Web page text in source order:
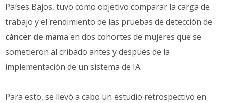
Países Bajos, tuvo como objetivo comparar la carga de
trabajo y el rendimiento de las pruebas de detección de
cáncer de mama en dos cohortes de mujeres que se
sometieron al cribado antes y después de la
implementación de un sistema de IA.
Para esto, se llevó a cabo un estudio retrospectivo en